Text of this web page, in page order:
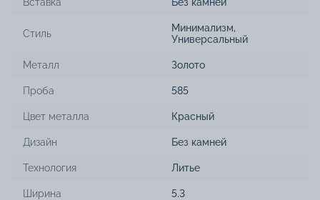
Стиль Минимализм,
Универсальный
Металл Золото
Проба 585
Цвет металла Красный
Дизайн Без камней
Технология Литье
Ширина 5.3